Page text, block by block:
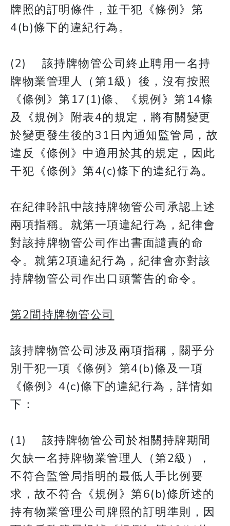
牌照的訂明條件，並干犯《條例》第
4(b)條下的違紀行為。
(2) 該持牌物管公司終止聘用一名持
牌物業管理人（第1級）後，沒有按照
《條例》第17(1)條、《規例》第14條
及《規例》附表4的規定，將有關變更
於變更發生後的31日內通知監管局，故
違反《條例》中適用於其的規定，因此
干犯《條例》第4(c)條下的違紀行為。
在紀律聆訊中該持牌物管公司承認上述
兩項指稱。就第一項違紀行為，紀律會
對該持牌物管公司作出書面譴責的命
令。就第2項違紀行為，紀律會亦對該
持牌物管公司作出口頭警告的命令。
第2間持牌物管公司
該持牌物管公司涉及兩項指稱，關乎分
別干犯一項《條例》第4(b)條及一項
《條例》4(c)條下的違紀行為，詳情如
下：
(1) 該持牌物管公司於相關持牌期間
欠缺一名持牌物業管理人（第2級），
不符合監管局指明的最低人手比例要
求，故不符合《規例》第6(b)條所述的
持有物業管理公司牌照的訂明準則，因